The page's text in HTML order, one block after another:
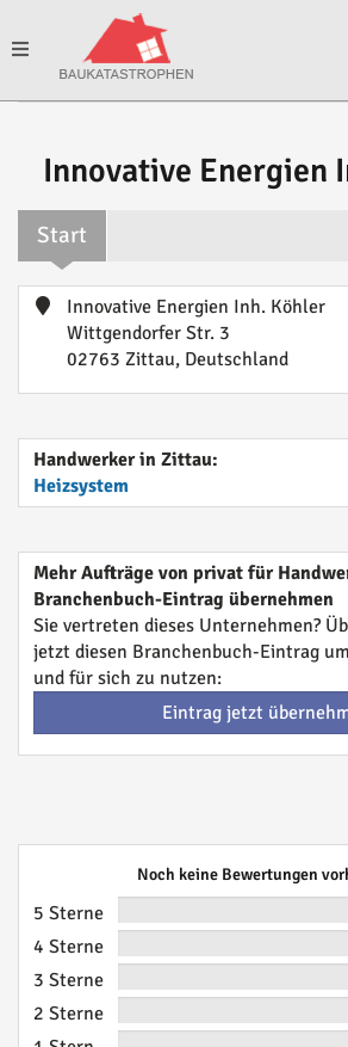
Toggle
Innovative Energien
Start
Innovative Energien Inh. Köhler
Wittgendorfer Str. 3
02763 Zittau, Deutschland
Handwerker in Zittau:
Heizsystem
Mehr Aufträge von privat für
Branchenbuch-Eintrag übernehmen
Sie vertreten dieses Unternehmen?
jetzt diesen Branchenbuch-Eintrag
und für sich zu nutzen:
Eintrag jetzt
Noch keine Bewertungen
5 Sterne
4 Sterne
3 Sterne
2 Sterne